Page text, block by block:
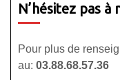
N’hésitez pas
Pour plus de
au: 03.88.68.57.36